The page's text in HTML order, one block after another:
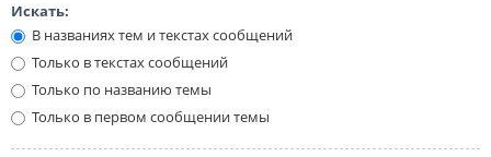
Искать:
В названиях тем и текстах сообщений
Только в текстах сообщений
Только по названию темы
Только в первом сообщении темы